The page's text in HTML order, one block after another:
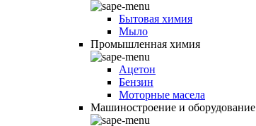
Бытовая химия
Мыло
Промышленная химия
Ацетон
Бензин
Моторные масела
Машиностроение и оборудование